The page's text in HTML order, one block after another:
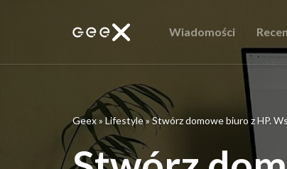
Wiadomości
Geex» Lifestyle»Stwórz domowe biuro z HP.